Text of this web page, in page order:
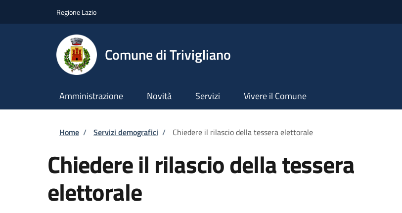
Regione Lazio
Comune di Trivigliano
Amministrazione Novità Servizi Vivere il Comune
Briciole di pane
Home / Servizi demografici / Chiedere il rilascio della tessera elettorale
Chiedere il rilascio della tessera
elettorale